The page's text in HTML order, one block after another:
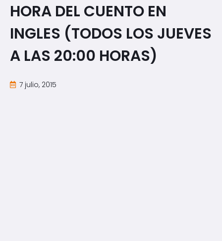
HORA DEL CUENTO EN
INGLES (TODOS LOS JUEVES
A LAS 20:00 HORAS)
7 julio, 2015